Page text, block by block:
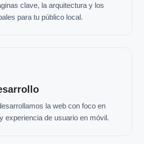
clave, la arquitectura y los
para tu público local.
la web con foco en
experiencia de usuario en móvil.